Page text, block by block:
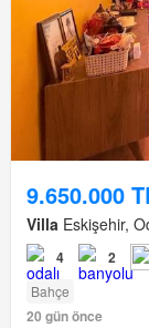
9.650.000
Villa Eskişehir,
4 2
Bahçe
20 gün önce